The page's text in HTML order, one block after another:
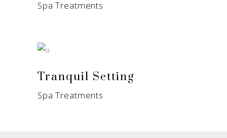
Spa Treatments
Tranquil Setting
Spa Treatments